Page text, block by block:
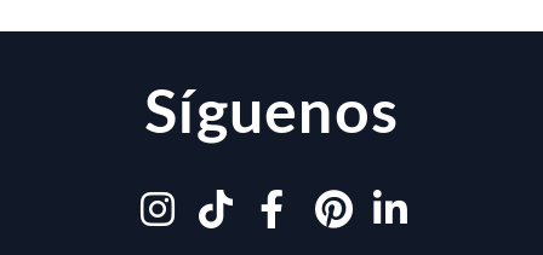
Síguenos